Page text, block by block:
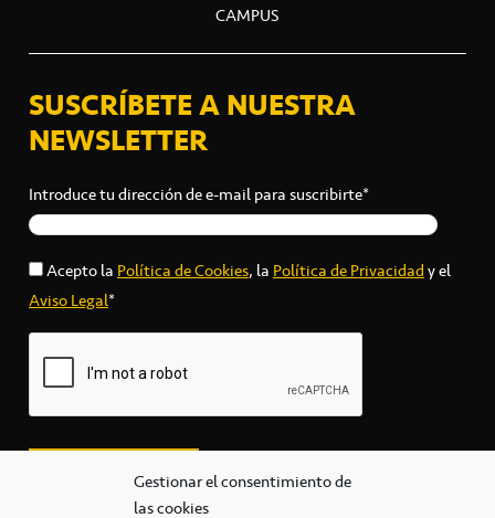
Gestionar el consentimiento de
las cookies
CAMPUS
SUSCRÍBETE A NUESTRA
NEWSLETTER
Introduce tu dirección de e-mail para suscribirte*
Acepto la Política de Cookies, la Política de Privacidady el
Aviso Legal*